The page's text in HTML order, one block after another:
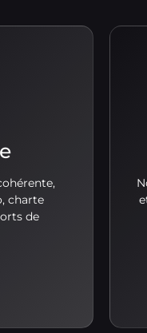
charte
de